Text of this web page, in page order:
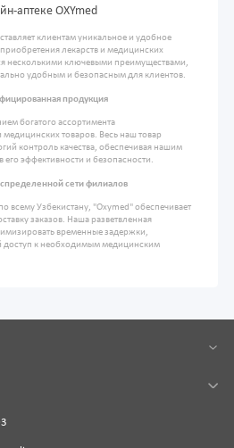
аптеке OXYmed
клиентам уникальное и удобное
лекарств и медицинских
несколькими ключевыми преимуществами,
удобным и безопасным для клиентов.
продукция
богатого ассортимента
медицинских товаров. Весь наш товар
контроль качества, обеспечивая нашим
его эффективности и безопасности.
сети филиалов
всему Узбекистану, "Oxymed" обеспечивает
заказов. Наша разветвленная
временные задержки,
доступ к необходимым медицинским